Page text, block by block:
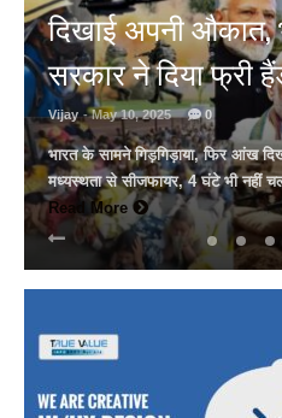
अल्बर्ट हॉल पर
राजस्थानी लोक
Vijay - March 30, 2025
अल्बर्ट हॉल पर राज्यस्तरीय सांस्कृतिक
सैलाब राज्यपाल हरिभाऊ किसनराव
मुख्यमंत्री दिया कुमारी पहुंचे ... Read